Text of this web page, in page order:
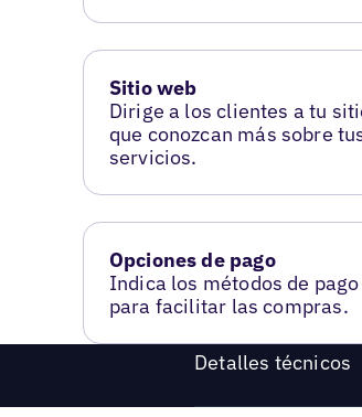
Sitio web
Dirige a los clientes a tu
que conozcan más sobre
servicios.
Opciones de pago
Indica los métodos de
para facilitar las compras.
Detalles técnicos